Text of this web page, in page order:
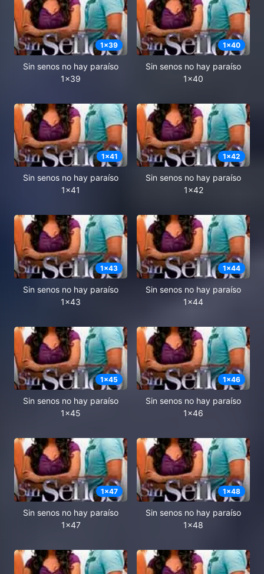
1x39
Sin senos no hay paraíso
1x39
1x40
Sin senos no hay paraíso
1x40
1x41
Sin senos no hay paraíso
1x41
1x42
Sin senos no hay paraíso
1x42
1x43
Sin senos no hay paraíso
1x43
1x44
Sin senos no hay paraíso
1x44
1x45
Sin senos no hay paraíso
1x45
1x46
Sin senos no hay paraíso
1x46
1x47
Sin senos no hay paraíso
1x47
1x48
Sin senos no hay paraíso
1x48